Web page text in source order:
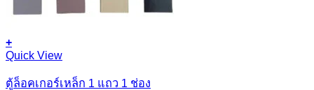
+
Quick View
ตู้ล็อคเกอร์เหล็ก 1 แถว 1 ช่อง